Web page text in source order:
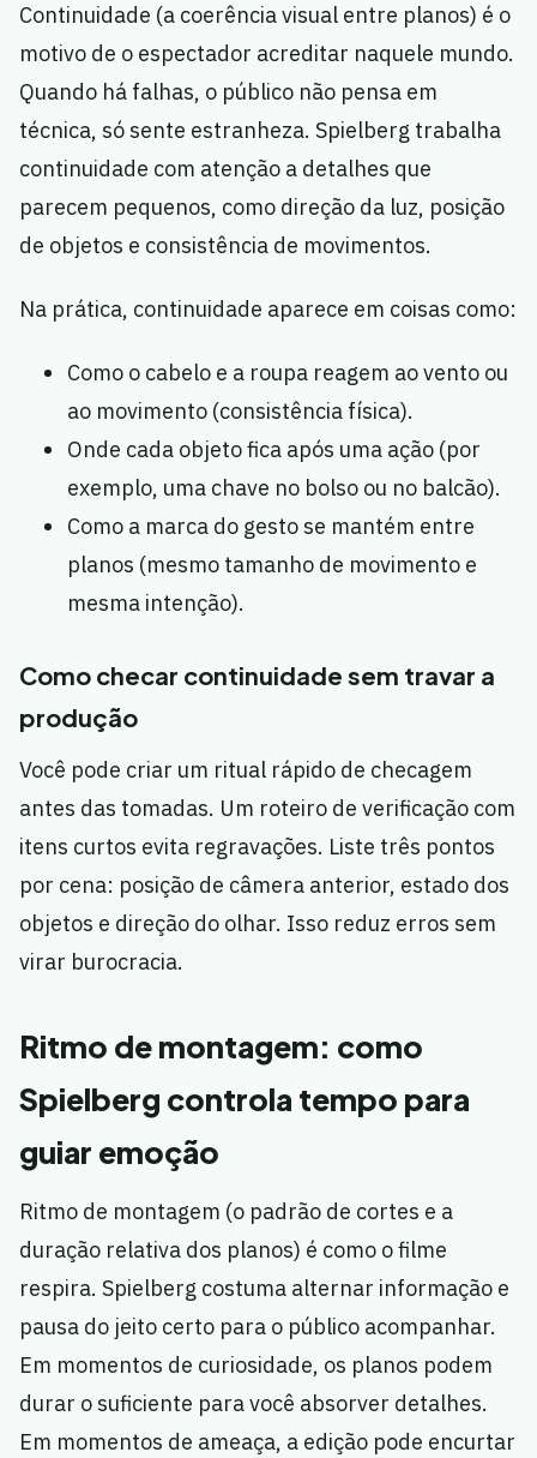
Continuidade (a coerência visual entre planos) é o
motivo de o espectador acreditar naquele mundo.
Quando há falhas, o público não pensa em
técnica, só sente estranheza. Spielberg trabalha
continuidade com atenção a detalhes que
parecem pequenos, como direção da luz, posição
de objetos e consistência de movimentos.
Na prática, continuidade aparece em coisas como:
Como o cabelo e a roupa reagem ao vento ou
ao movimento (consistência física).
Onde cada objeto fica após uma ação (por
exemplo, uma chave no bolso ou no balcão).
Como a marca do gesto se mantém entre
planos (mesmo tamanho de movimento e
mesma intenção).
Como checar continuidade sem travar a
produção
Você pode criar um ritual rápido de checagem
antes das tomadas. Um roteiro de verificação com
itens curtos evita regravações. Liste três pontos
por cena: posição de câmera anterior, estado dos
objetos e direção do olhar. Isso reduz erros sem
virar burocracia.
Ritmo de montagem: como
Spielberg controla tempo para
guiar emoção
Ritmo de montagem (o padrão de cortes e a
duração relativa dos planos) é como o filme
respira. Spielberg costuma alternar informação e
pausa do jeito certo para o público acompanhar.
Em momentos de curiosidade, os planos podem
durar o suficiente para você absorver detalhes.
Em momentos de ameaça, a edição pode encurtar